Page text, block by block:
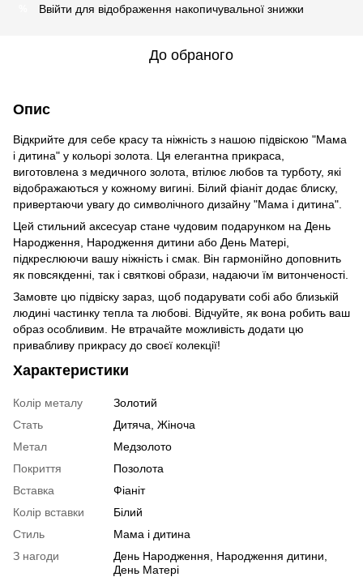
Ввійти для відображення накопичувальної знижки
До обраного
Опис
Відкрийте для себе красу та ніжність з нашою підвіскою "Мама
і дитина" у кольорі золота. Ця елегантна прикраса,
виготовлена з медичного золота, втілює любов та турботу, які
відображаються у кожному вигині. Білий фіаніт додає блиску,
привертаючи увагу до символічного дизайну "Мама і дитина".
Цей стильний аксесуар стане чудовим подарунком на День
Народження, Народження дитини або День Матері,
підкреслюючи вашу ніжність і смак. Він гармонійно доповнить
як повсякденні, так і святкові образи, надаючи їм витонченості.
Замовте цю підвіску зараз, щоб подарувати собі або близькій
людині частинку тепла та любові. Відчуйте, як вона робить ваш
образ особливим. Не втрачайте можливість додати цю
привабливу прикрасу до своєї колекції!
Характеристики
Колір металу
Золотий
Стать
Дитяча Жіноча
Метал
Медзолото
Покриття
Позолота
Вставка
Фіаніт
Колір вставки
Білий
Стиль
Мама і дитина
З нагоди
День Народження, Народження дитини,
День Матері